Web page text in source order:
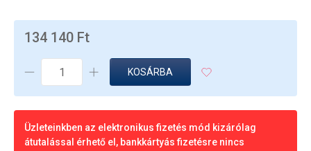
134 140 Ft
KOSÁRBA
Üzleteinkben az elektronikus fizetés mód kizárólag
átutalással érhető el, bankkártyás fizetésre nincs